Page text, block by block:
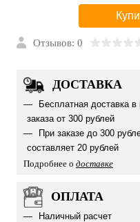
Отзывов: 0
ДОСТАВКА
Бесплатная доставка
заказа от 300 рублей
При заказе до 300
составляет 20 рублей
Подробнее о доставке
ОПЛАТА
Наличный расчет